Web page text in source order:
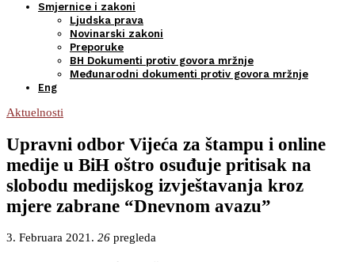
Smjernice i zakoni
Ljudska prava
Novinarski zakoni
Preporuke
BH Dokumenti protiv govora mržnje
Međunarodni dokumenti protiv govora mržnje
Eng
Aktuelnosti
Upravni odbor Vijeća za štampu i online
medije u BiH oštro osuđuje pritisak na
slobodu medijskog izvještavanja kroz
mjere zabrane “Dnevnom avazu”
3. Februara 2021. 26 pregleda